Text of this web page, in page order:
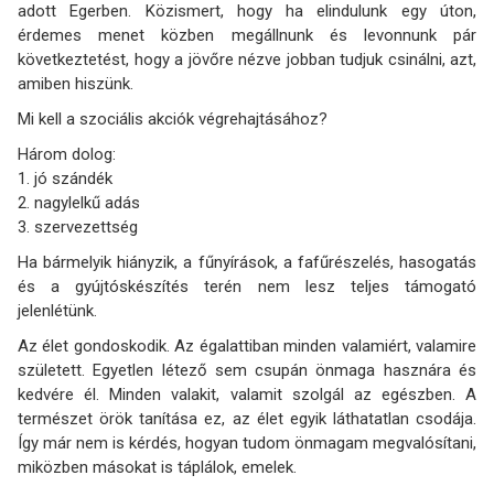
adott Egerben. Közismert, hogy ha elindulunk egy úton,
érdemes menet közben megállnunk és levonnunk pár
következtetést, hogy a jövőre nézve jobban tudjuk csinálni, azt,
amiben hiszünk.
Mi kell a szociális akciók végrehajtásához?
Három dolog:
1. jó szándék
2. nagylelkű adás
3. szervezettség
Ha bármelyik hiányzik, a fűnyírások, a fafűrészelés, hasogatás
és a gyújtóskészítés terén nem lesz teljes támogató
jelenlétünk.
Az élet gondoskodik. Az égalattiban minden valamiért, valamire
született. Egyetlen létező sem csupán önmaga hasznára és
kedvére él. Minden valakit, valamit szolgál az egészben. A
természet örök tanítása ez, az élet egyik láthatatlan csodája.
Így már nem is kérdés, hogyan tudom önmagam megvalósítani,
miközben másokat is táplálok, emelek.